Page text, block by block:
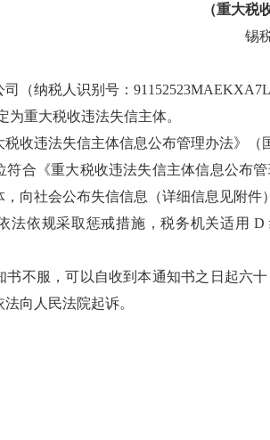
（重大税
锡
（纳税人识别号：
为重大税收违法失信主体。
收违法失信主体信息公布管理办法》
符合《重大税收违法失信主体信息公布
向社会公布失信信息（详细信息见附
法依规采取惩戒措施，税务机关适用
书不服，可以自收到本通知书之日起六
向人民法院起诉。